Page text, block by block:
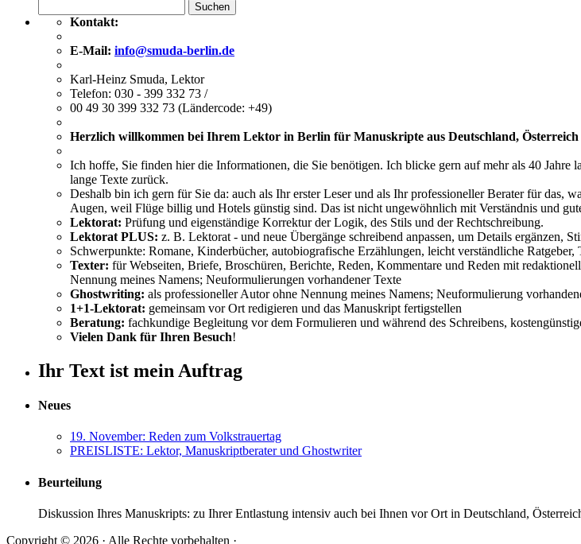
nach: Kontakt:
E-Mail: info@smuda-berlin.de
Karl-Heinz Smuda, Lektor
Telefon: 030 - 399 332 73 /
00 49 30 399 332 73 (Ländercode: +49)
Herzlich willkommen bei Ihrem Lektor in Berlin für Manuskripte aus Deutschland, Österreich
Ich hoffe, Sie finden hier die Informationen, die Sie benötigen. Ich blicke gern auf mehr als 40
lange Texte zurück.
Deshalb bin ich gern für Sie da: auch als Ihr erster Leser und als Ihr professioneller Berater für das,
Augen, weil Flüge billig und Hotels günstig sind. Das ist nicht ungewöhnlich mit Verständnis und
Lektorat: Prüfung und eigenständige Korrektur der Logik, des Stils und der Rechtschreibung.
Lektorat PLUS: z. B. Lektorat - und neue Übergänge schreibend anpassen, um Details ergänzen,
Schwerpunkte: Romane, Kinderbücher, autobiografische Erzählungen, leicht verständliche
Texter: für Webseiten, Briefe, Broschüren, Berichte, Reden, Kommentare und Reden mit
Nennung meines Namens; Neuformulierungen vorhandener Texte
Ghostwriting: als professioneller Autor ohne Nennung meines Namens; Neuformulierung
1+1-Lektorat: gemeinsam vor Ort redigieren und das Manuskript fertigstellen
Beratung: fachkundige Begleitung vor dem Formulieren und während des Schreibens,
Vielen Dank für Ihren Besuch!
Ihr Text ist mein Auftrag
Neues
19. November: Reden zum Volkstrauertag
PREISLISTE: Lektor, Manuskriptberater und Ghostwriter
Beurteilung
Diskussion Ihres Manuskripts: zu Ihrer Entlastung intensiv auch bei Ihnen vor Ort in Deutschland,
Copyright © 2026 · Alle Rechte vorbehalten ·